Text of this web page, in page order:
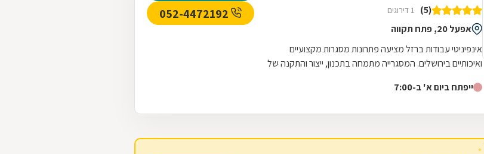
(5) 1 דירוגים
אפעל 20, פתח תקווה
אינפיניטי עבודות ברזל מציעה פתרונות מסגרות מקצועיים
ואיכותיים בירושלים. המסגרייה מתמחה בתכנון, ייצור והתקנה של
ייפתח ביום א' ב-7:00